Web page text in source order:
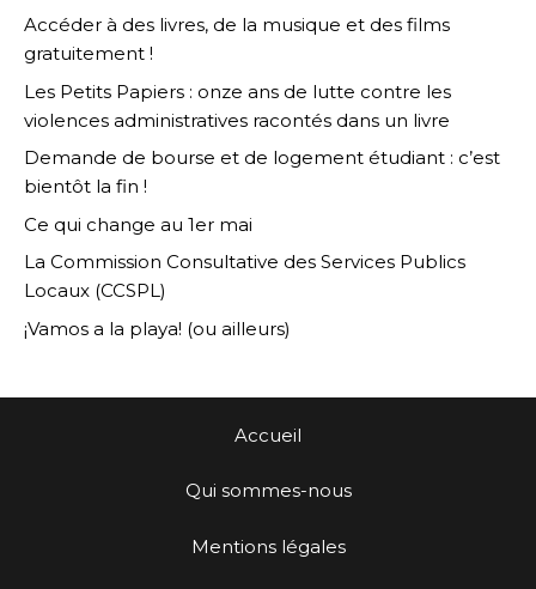
Accéder à des livres, de la musique et des films
gratuitement !
Les Petits Papiers : onze ans de lutte contre les
violences administratives racontés dans un livre
Demande de bourse et de logement étudiant : c’est
bientôt la fin !
Ce qui change au 1er mai
La Commission Consultative des Services Publics
Locaux (CCSPL)
¡Vamos a la playa! (ou ailleurs)
Accueil
Qui sommes-nous
Mentions légales